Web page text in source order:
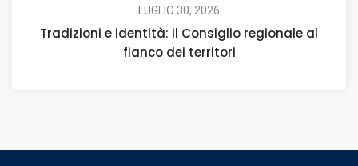
LUGLIO 30, 2026
Tradizioni e identità: il Consiglio regionale al
fianco dei territori